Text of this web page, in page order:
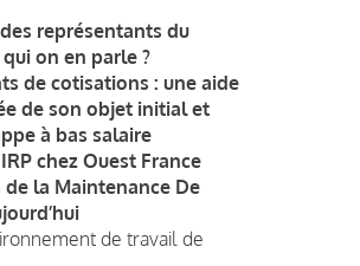
représentants du
on en parle ?
de cotisations : une aide
de son objet initial et
à bas salaire
chez Ouest France
de la Maintenance De
de travail de